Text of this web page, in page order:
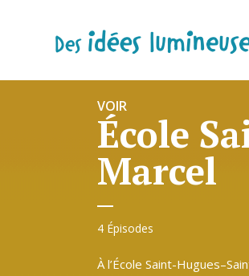
VOIR
École
Marcel
4 Épisodes
À l’École Saint-